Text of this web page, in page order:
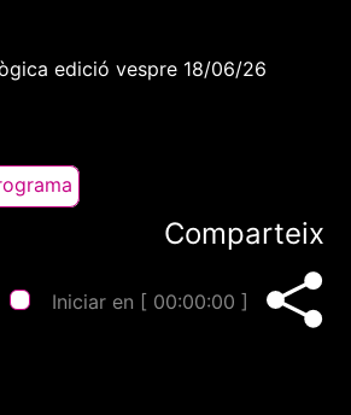
edició vespre 18/06/26
Comparteix
Iniciar en [ 00:00:00 ]